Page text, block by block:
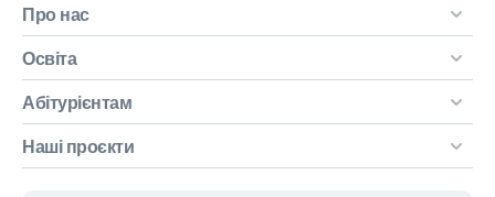
Про нас
Освіта
Абітурієнтам
Наші проєкти